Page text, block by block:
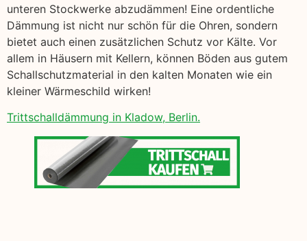
unteren Stockwerke abzudämmen! Eine ordentliche
Dämmung ist nicht nur schön für die Ohren, sondern
bietet auch einen zusätzlichen Schutz vor Kälte. Vor
allem in Häusern mit Kellern, können Böden aus gutem
Schallschutzmaterial in den kalten Monaten wie ein
kleiner Wärmeschild wirken!
Trittschalldämmung in Kladow, Berlin.